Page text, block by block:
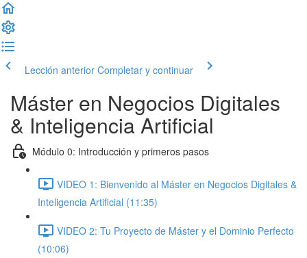
Lección anterior Completar y continuar
Máster en Negocios Digitales
& Inteligencia Artificial
Módulo 0: Introducción y primeros pasos
VIDEO 1: Bienvenido al Máster en Negocios Digitales &
Inteligencia Artificial (11:35)
VIDEO 2: Tu Proyecto de Máster y el Dominio Perfecto
(10:06)